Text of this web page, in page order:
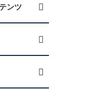
ンツ